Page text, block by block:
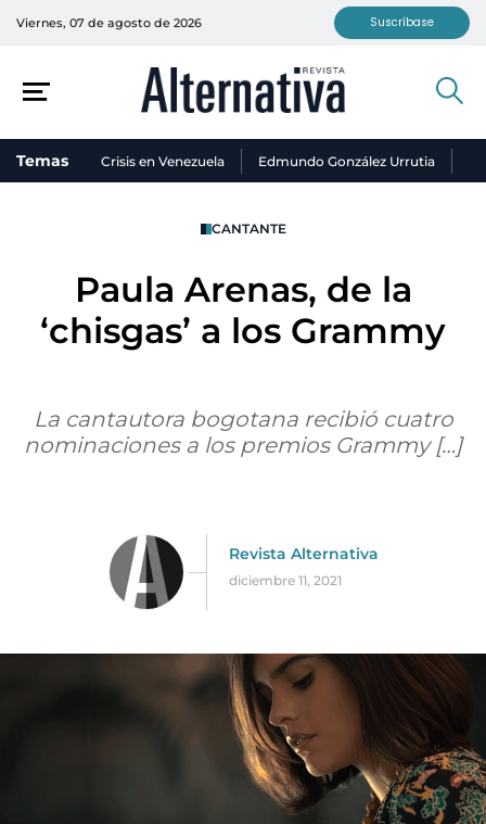
Viernes, 07 de agosto de 2026 Suscríbase
Temas Crisis en Venezuela Edmundo González Urrutia
CANTANTE
Paula Arenas, de la
‘chisgas’ a los Grammy
La cantautora bogotana recibió cuatro
nominaciones a los premios Grammy […]
Revista Alternativa
diciembre 11, 2021